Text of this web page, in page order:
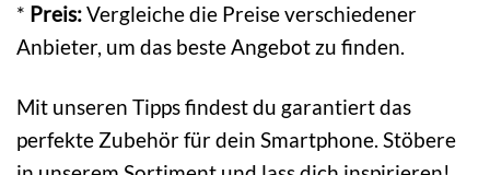
* Preis:Vergleiche die Preise verschiedener
Anbieter, um das beste Angebot zu finden.
Mit unseren Tipps findest du garantiert das
perfekte Zubehör für dein Smartphone. Stöbere